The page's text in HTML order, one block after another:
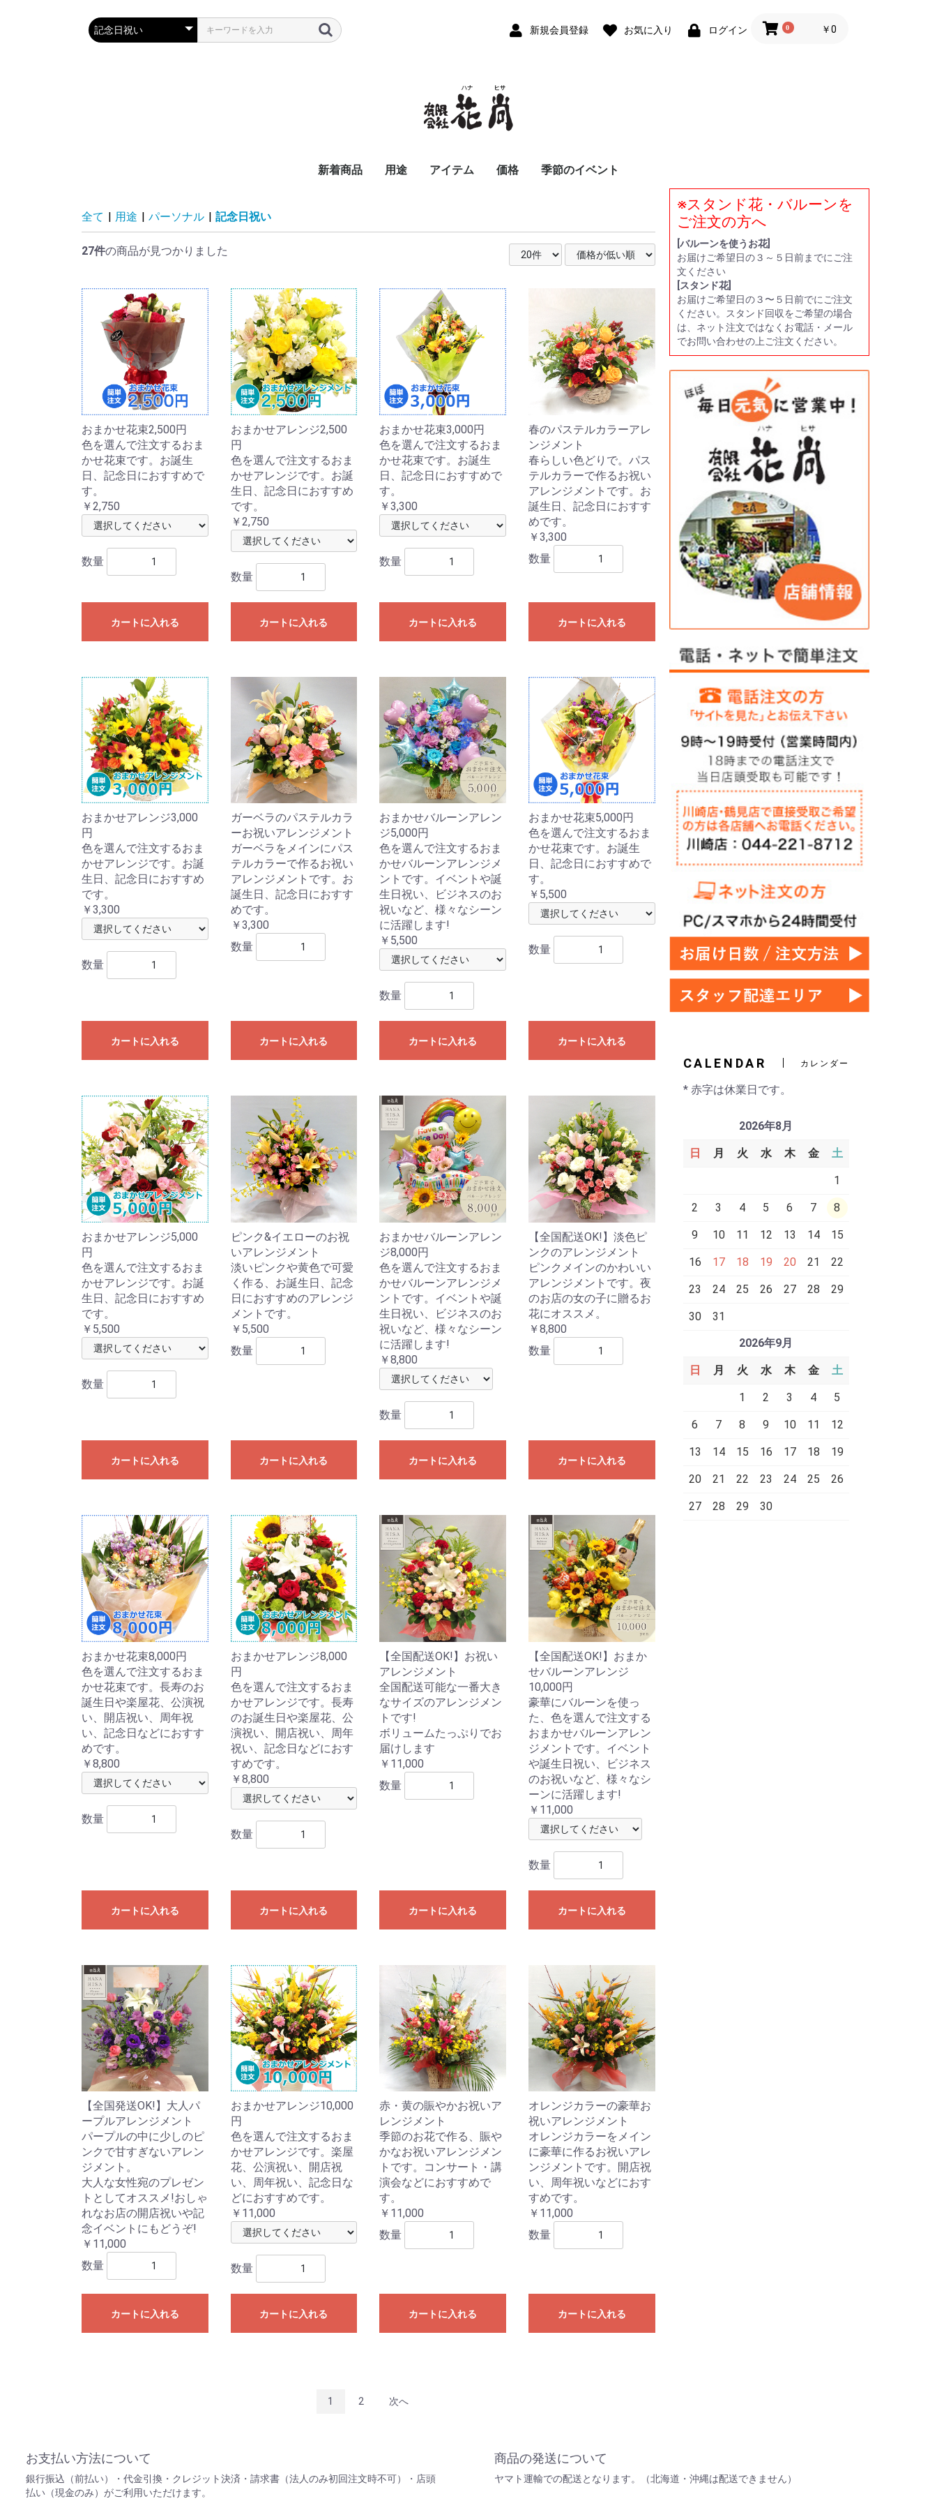
新規会員登録 お気に入り ログイン 0 ￥0
新着商品 用途 アイテム 価格 季節のイベント
全て | 用途 | パーソナル | 記念日祝い
27件の商品が見つかりました
おまかせ花束2,500円
色を選んで注文するおま
かせ花束です。お誕生
日、記念日におすすめで
す。
￥2,750
数量
カートに入れる
おまかせアレンジ2,500
円
色を選んで注文するおま
かせアレンジです。お誕
生日、記念日におすすめ
です。
￥2,750
数量
カートに入れる
おまかせ花束3,000円
色を選んで注文するおま
かせ花束です。お誕生
日、記念日におすすめで
す。
￥3,300
数量
カートに入れる
春のパステルカラーアレ
ンジメント
春らしい色どりで。パス
テルカラーで作るお祝い
アレンジメントです。お
誕生日、記念日におすす
めです。
￥3,300
数量
カートに入れる
おまかせアレンジ3,000
円
色を選んで注文するおま
かせアレンジです。お誕
生日、記念日におすすめ
です。
￥3,300
数量
カートに入れる
ガーベラのパステルカラ
ーお祝いアレンジメント
ガーベラをメインにパス
テルカラーで作るお祝い
アレンジメントです。お
誕生日、記念日におすす
めです。
￥3,300
数量
カートに入れる
おまかせバルーンアレン
ジ5,000円
色を選んで注文するおま
かせバルーンアレンジメ
ントです。イベントや誕
生日祝い、ビジネスのお
祝いなど、様々なシーン
に活躍します!
￥5,500
数量
カートに入れる
おまかせ花束5,000円
色を選んで注文するおま
かせ花束です。お誕生
日、記念日におすすめで
す。
￥5,500
数量
カートに入れる
おまかせアレンジ5,000
円
色を選んで注文するおま
かせアレンジです。お誕
生日、記念日におすすめ
です。
￥5,500
数量
カートに入れる
ピンク&イエローのお祝
いアレンジメント
淡いピンクや黄色で可愛
く作る、お誕生日、記念
日におすすめのアレンジ
メントです。
￥5,500
数量
カートに入れる
おまかせバルーンアレン
ジ8,000円
色を選んで注文するおま
かせバルーンアレンジメ
ントです。イベントや誕
生日祝い、ビジネスのお
祝いなど、様々なシーン
に活躍します!
￥8,800
数量
カートに入れる
【全国配送OK!】淡色ピ
ンクのアレンジメント
ピンクメインのかわいい
アレンジメントです。夜
のお店の女の子に贈るお
花にオススメ。
￥8,800
数量
カートに入れる
おまかせ花束8,000円
色を選んで注文するおま
かせ花束です。長寿のお
誕生日や楽屋花、公演祝
い、開店祝い、周年祝
い、記念日などにおすす
めです。
￥8,800
数量
カートに入れる
おまかせアレンジ8,000
円
色を選んで注文するおま
かせアレンジです。長寿
のお誕生日や楽屋花、公
演祝い、開店祝い、周年
祝い、記念日などにおす
すめです。
￥8,800
数量
カートに入れる
【全国配送OK!】お祝い
アレンジメント
全国配送可能な一番大き
なサイズのアレンジメン
トです!
ボリュームたっぷりでお
届けします
￥11,000
数量
カートに入れる
【全国配送OK!】おまか
せバルーンアレンジ
10,000円
豪華にバルーンを使っ
た、色を選んで注文する
おまかせバルーンアレン
ジメントです。イベント
や誕生日祝い、ビジネス
のお祝いなど、様々なシ
ーンに活躍します!
￥11,000
数量
カートに入れる
【全国発送OK!】大人パ
ープルアレンジメント
パープルの中に少しのピ
ンクで甘すぎないアレン
ジメント。
大人な女性宛のプレゼン
トとしてオススメ!おしゃ
れなお店の開店祝いや記
念イベントにもどうぞ!
￥11,000
数量
カートに入れる
おまかせアレンジ10,000
円
色を選んで注文するおま
かせアレンジです。楽屋
花、公演祝い、開店祝
い、周年祝い、記念日な
どにおすすめです。
￥11,000
数量
カートに入れる
赤・黄の賑やかお祝いア
レンジメント
季節のお花で作る、賑や
かなお祝いアレンジメン
トです。コンサート・講
演会などにおすすめで
す。
￥11,000
数量
カートに入れる
オレンジカラーの豪華お
祝いアレンジメント
オレンジカラーをメイン
に豪華に作るお祝いアレ
ンジメントです。開店祝
い、周年祝いなどにおす
すめです。
￥11,000
数量
カートに入れる
1 2 次へ
※スタンド花・バルーンを
ご注文の方へ
[バルーンを使うお花]
お届けご希望日の３～５日前までにご注
文ください
[スタンド花]
お届けご希望日の３〜５日前でにご注文
ください。スタンド回収をご希望の場合
は、ネット注文ではなくお電話・メール
でお問い合わせの上ご注文ください。
CALENDAR カレンダー
* 赤字は休業日です。
2026年8月
日 月 火 水 木 金 土
1
2 3 4 5 6 7 8
9 10 11 12 13 14 15
16 17 18 19 20 21 22
23 24 25 26 27 28 29
30
31
2026年9月
日 月 火 水 木 金 土
1 2 3 4 5
6 7 8 9 10 11 12
13 14 15 16 17 18 19
20 21 22 23 24 25 26
27 28 29 30
お支払い方法について
銀行振込（前払い）・代金引換・クレジット決済・請求書（法人のみ初回注文時不可）・店頭
払い（現金のみ）がご利用いただけます。
商品の発送について
ヤマト運輸での配送となります。（北海道・沖縄は配送できません）